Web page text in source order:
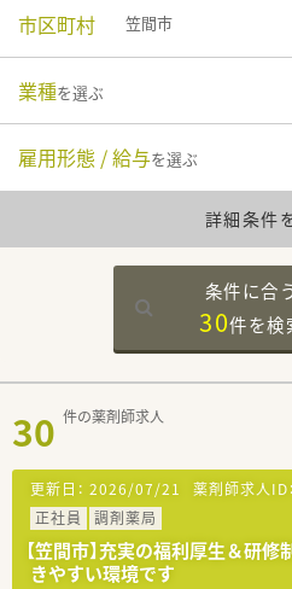
市区町村 笠間市
業種を選ぶ
雇用形態 / 給与を選ぶ
詳細条件
条件に合
30件を検
30 件の薬剤師求人
更新日： 2026/07/21 薬剤師求人ID：
正社員
調剤薬局
【笠間市】充実の福利厚生＆研
きやすい環境です